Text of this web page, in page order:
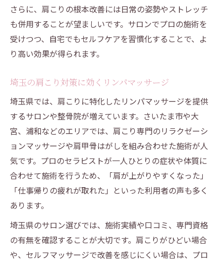
埼玉県女性が知りたい肩こりケアの魅力
リンパマッサージが肩こり女性に人気の理
由
肩こり改善で健康美を目指すリンパケア術
埼玉女性に支持される肩こりマッサージの
リラクゼーションマッサージと肩こり解消
法
肩こり女性のためのリンパケア実践ポイン
さらに、肩こりの根本改善には日常の姿勢やストレッチ
も併用することが望ましいです。サロンでプロの施術を
受けつつ、自宅でもセルフケアを習慣化することで、よ
り高い効果が得られます。
埼玉の肩こり対策に効くリンパマッサージ
埼玉県では、肩こりに特化したリンパマッサージを提供
するサロンや整骨院が増えています。さいたま市や大
宮、浦和などのエリアでは、肩こり専門のリラクゼーシ
ョンマッサージや肩甲骨はがしを組み合わせた施術が人
気です。プロのセラピストが一人ひとりの症状や体質に
合わせて施術を行うため、「肩が上がりやすくなった」
「仕事帰りの疲れが取れた」といった利用者の声も多く
あります。
埼玉県のサロン選びでは、施術実績や口コミ、専門資格
の有無を確認することが大切です。肩こりがひどい場合
や、セルフマッサージで改善を感じにくい場合は、プロ